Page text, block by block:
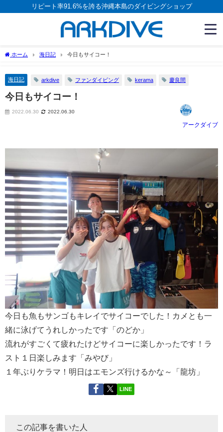
リピート率91.6%を誇る沖縄本島のダイビングショップ
ホーム 海日記 今日もサイコー！
海日記 arkdive ファンダイビング kerama 慶良間
今日もサイコー！
2022.06.30 2022.06.30
アークダイブ
今日も魚もサンゴもキレイでサイコーでした！カメとも一
緒に泳げてうれしかったです「のどか」
流れがすごくて疲れたけどサイコーに楽しかったです！ラ
スト１日楽しみます「みやび」
１年ぶりケラマ！明日はエモンズ行けるかな～「龍坊」
LINE
この記事を書いた人